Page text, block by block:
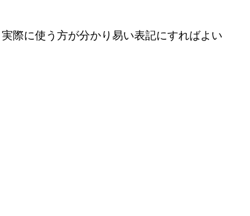
際に使う方が分かり易い表記にすればよい